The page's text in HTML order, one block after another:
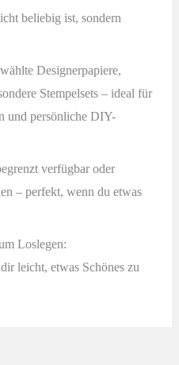
beliebig ist, sondern
Designerpapiere,
Stempelsets – ideal für
und persönliche DIY-
verfügbar oder
– perfekt, wenn du etwas
Loslegen:
leicht, etwas Schönes zu